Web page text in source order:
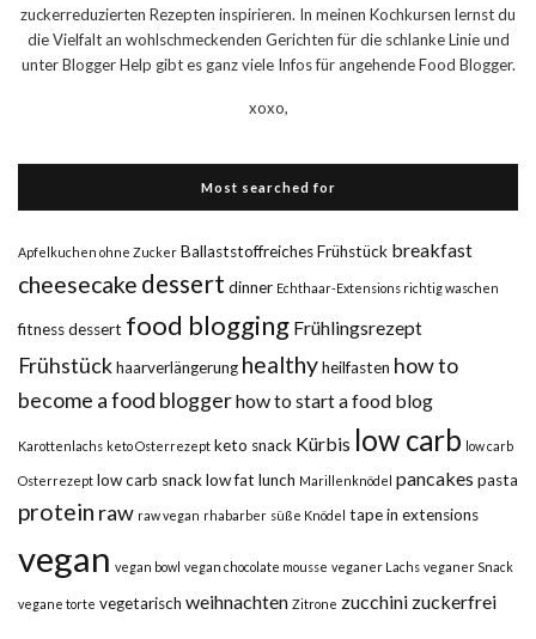
zuckerreduzierten Rezepten inspirieren. In meinen Kochkursen lernst du
die Vielfalt an wohlschmeckenden Gerichten für die schlanke Linie und
unter Blogger Help gibt es ganz viele Infos für angehende Food Blogger.
xoxo,
Most searched for
Apfelkuchen ohne Zucker Ballaststoffreiches Frühstück breakfast
cheesecake dessert dinner Echthaar-Extensions richtig waschen
fitness dessert food blogging Frühlingsrezept
Frühstückhaarverlängerung healthyheilfasten how to
become a food bloggerhow to start a food blog
Karottenlachs keto Osterrezept keto snack Kürbis low carb low carb
Osterrezept low carb snacklow fat lunch Marillenknödel pancakes pasta
protein raw raw vegan rhabarber süße Knödel tape in extensions
vegan vegan bowl vegan chocolate mousse veganer Lachs veganer Snack
vegane torte vegetarisch weihnachten Zitrone zucchini zuckerfrei